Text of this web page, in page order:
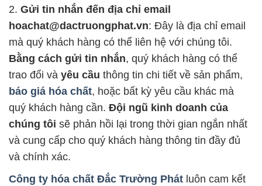
2. Gửi tin nhắn đến địa chỉ email
hoachat@dactruongphat.vn: Đây là địa chỉ email
mà quý khách hàng có thể liên hệ với chúng tôi.
Bằng cách gửi tin nhắn, quý khách hàng có thể
trao đổi và yêu cầu thông tin chi tiết về sản phẩm,
báo giá hóa chất, hoặc bất kỳ yêu cầu khác mà
quý khách hàng cần. Đội ngũ kinh doanh của
chúng tôi sẽ phản hồi lại trong thời gian ngắn nhất
và cung cấp cho quý khách hàng thông tin đầy đủ
và chính xác.
Công ty hóa chất Đắc Trường Phát luôn cam kết